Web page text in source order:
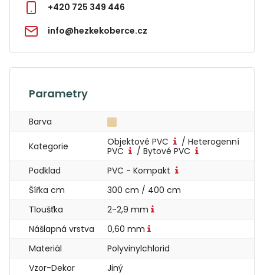
+420 725 349 446
info@hezkekoberce.cz
Parametry
Barva
Kategorie Objektové PVC
/ Heterogenní
PVC
/ Bytové PVC
Podklad
PVC - Kompakt
Šířka cm
300 cm / 400 cm
Tloušťka
2-2,9 mm
Nášlapná vrstva
0,60 mm
Materiál
Polyvinylchlorid
Vzor-Dekor
Jiný